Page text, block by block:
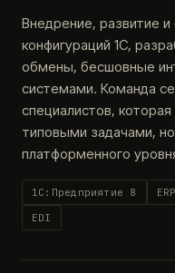
Внедрение, развитие
конфигураций 1С,
обмены, бесшовные
системами. Команда
специалистов,
типовыми задачами,
платформенного
1С:Предприятие 8 ERP
EDI